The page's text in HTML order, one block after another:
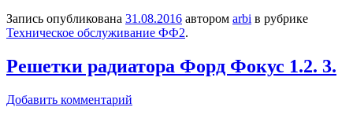
Запись опубликована 31.08.2016 автором arbi в рубрике
Техническое обслуживание ФФ2.
Решетки радиатора Форд Фокус 1.2. 3.
Добавить комментарий